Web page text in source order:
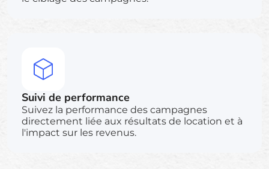
Suivi de performance
Suivez la performance des campagnes
directement liée aux résultats de location et à
l'impact sur les revenus.